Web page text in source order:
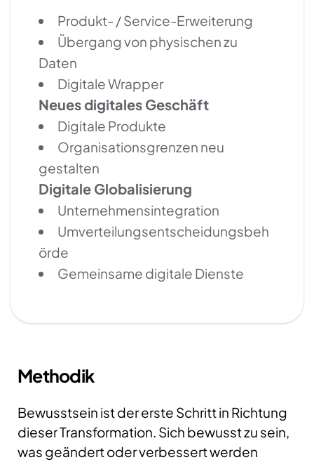
Produkt- / Service-Erweiterung
Übergang von physischen zu
Daten
Digitale Wrapper
Neues digitales Geschäft
Digitale Produkte
Organisationsgrenzen neu
gestalten
Digitale Globalisierung
Unternehmensintegration
Umverteilungsentscheidungsbeh
örde
Gemeinsame digitale Dienste
Methodik
Bewusstsein ist der erste Schritt in Richtung
dieser Transformation. Sich bewusst zu sein,
was geändert oder verbessert werden